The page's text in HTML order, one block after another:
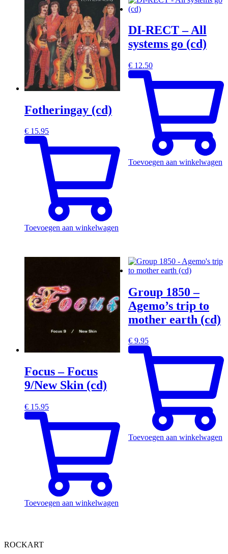
Fotheringay (cd)
€ 15.95
Toevoegen aan winkelwagen
DI-RECT – All
systems go (cd)
€12.50
Toevoegen aan winkelwagen
Focus – Focus
9/New Skin (cd)
€ 15.95
Toevoegen aan winkelwagen
Group 1850 –
Agemo’s trip to
mother earth (cd)
€9.95
Toevoegen aan winkelwagen
ROCKART